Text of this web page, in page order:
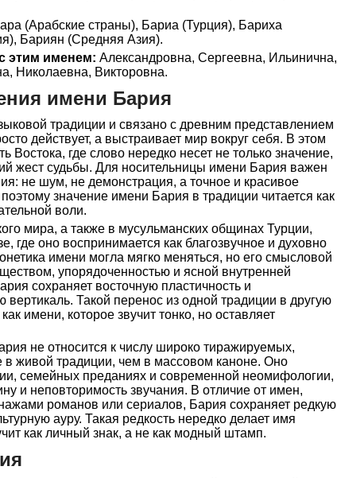
(Арабские страны), Бариа (Турция), Бариха
Бариян (Средняя Азия).
этим именем: Александровна, Сергеевна, Ильинична,
Николаевна, Викторовна.
имени Бария
традиции и связано с древним представлением
действует, а выстраивает мир вокруг себя. В этом
Востока, где слово нередко несет не только значение,
жест судьбы. Для носительницы имени Бария важен
не шум, не демонстрация, а точное и красивое
значение имени Бария в традиции читается как
воли.
мира, а также в мусульманских общинах Турции,
где оно воспринимается как благозвучное и духовно
имени могла мягко меняться, но его смысловой
упорядоченностью и ясной внутренней
сохраняет восточную пластичность и
Такой перенос из одной традиции в другую
имени, которое звучит тонко, но оставляет
не относится к числу широко тиражируемых,
в живой традиции, чем в массовом каноне. Оно
семейных преданиях и современной неомифологии,
и неповторимость звучания. В отличие от имен,
романов или сериалов, Бария сохраняет редкую
ауру. Такая редкость нередко делает имя
как личный знак, а не как модный штамп.